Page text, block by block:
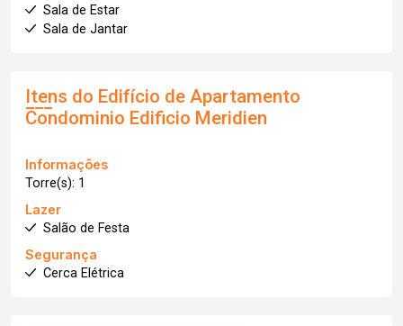
Sala de Estar
Sala de Jantar
Itens do Edifício de Apartamento
Condominio Edificio Meridien
Informações
Torre(s): 1
Lazer
Salão de Festa
Segurança
Cerca Elétrica